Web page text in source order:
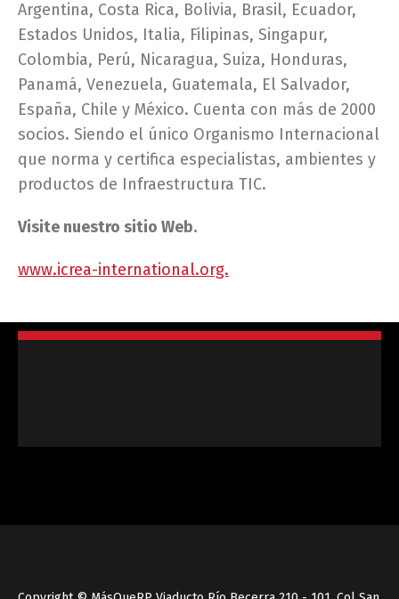
Argentina, Costa Rica, Bolivia, Brasil, Ecuador,
Estados Unidos, Italia, Filipinas, Singapur,
Colombia, Perú, Nicaragua, Suiza, Honduras,
Panamá, Venezuela, Guatemala, El Salvador,
España, Chile y México. Cuenta con más de 2000
socios. Siendo el único Organismo Internacional
que norma y certifica especialistas, ambientes y
productos de Infraestructura TIC.
Visite nuestro sitio Web.
www.icrea-international.org.